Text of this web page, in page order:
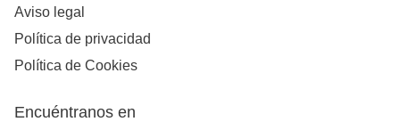
Aviso legal
Política de privacidad
Política de Cookies
Encuéntranos en